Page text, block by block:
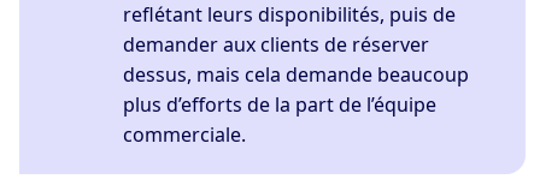
reflétant leurs disponibilités, puis de
demander aux clients de réserver
dessus, mais cela demande beaucoup
plus d’efforts de la part de l’équipe
commerciale.